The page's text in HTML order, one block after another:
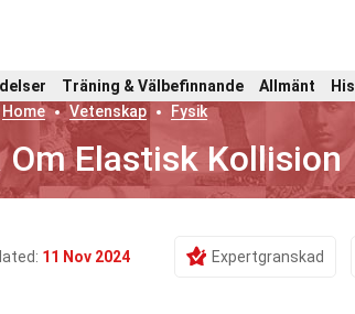
Träning & Välbefinnande Allmänt
Home
Vetenskap Fysik
Om Elastisk Kollision
11 Nov 2024 Expertgranskad